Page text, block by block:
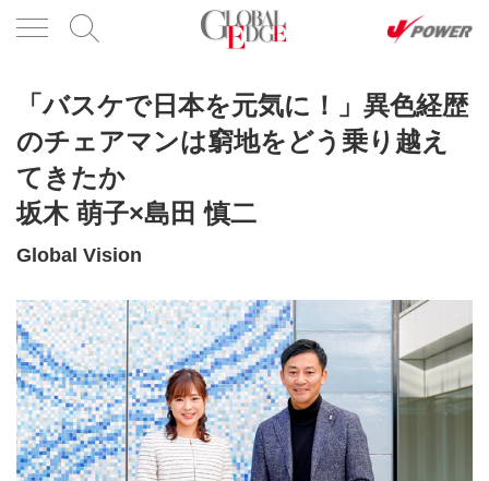
「バスケで日本を元気に！」異色経歴
のチェアマンは窮地をどう乗り越え
てきたか
坂木 萌子×島田 慎二
Global Vision